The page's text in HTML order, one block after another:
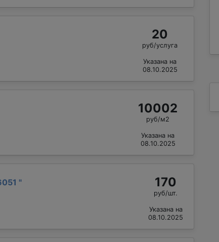
20
руб/услуга
Указана на
08.10.2025
10002
руб/м2
Указана на
08.10.2025
" 170
руб/шт.
Указана на
08.10.2025